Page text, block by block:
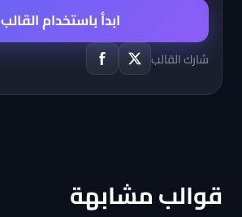
ابدأ باستخدام القالب
شارك القالب
قوالب مشابهة